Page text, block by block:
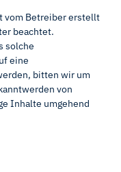
vom Betreiber erstellt
beachtet.
solche
eine
bitten wir um
von
Inhalte umgehend